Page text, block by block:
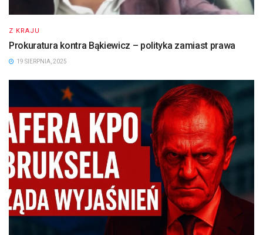
Z KRAJU
Prokuratura kontra Bąkiewicz – polityka zamiast prawa
19 SIERPNIA, 2025